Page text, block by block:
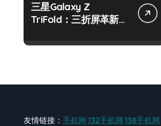
三星Galaxy Z
TriFold：三折屏革新，
友情链接： 手机网 132手机网 138手机网